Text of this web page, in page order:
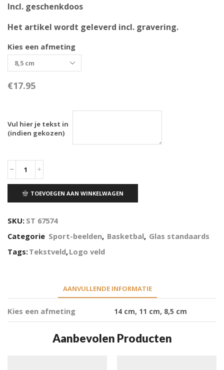
Incl. geschenkdoos
Het artikel wordt geleverd incl. gravering.
Kies een afmeting
€17.95
Vul hier je tekst in
(indien gekozen)
TOEVOEGEN AAN WINKELWAGEN
SKU: ST 67574
Categorie Sport-beelden, Basketbal, Glas standaards
Tags:Tekstveld,Logo veld
AANVULLENDE INFORMATIE
Kies een afmeting 14 cm, 11 cm, 8,5 cm
Aanbevolen Producten